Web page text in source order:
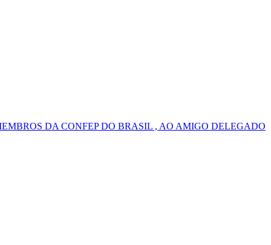
DA CONFEP DO BRASIL , AO AMIGO DELEGADO